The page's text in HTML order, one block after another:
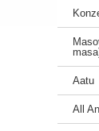
Aatu
All